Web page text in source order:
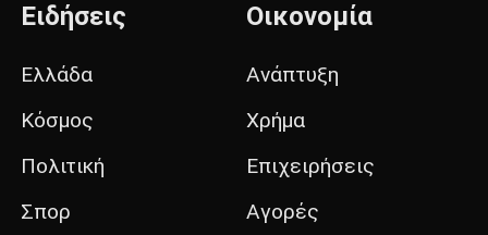
Ειδήσεις
Ελλάδα
Κόσμος
Πολιτική
Σπορ
Οικονομία
Ανάπτυξη
Χρήμα
Επιχειρήσεις
Αγορές